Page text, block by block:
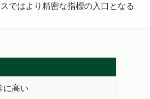
ではより精密な指標の入口となる
に高い